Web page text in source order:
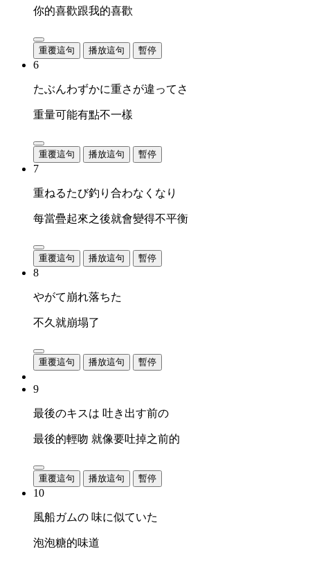
你的喜歡跟我的喜歡
重覆這句 播放這句 暫停
6
たぶんわずかに重さが違ってさ
重量可能有點不一樣
重覆這句 播放這句 暫停
7
重ねるたび釣り合わなくなり
每當疊起來之後就會變得不平衡
重覆這句 播放這句 暫停
8
やがて崩れ落ちた
不久就崩塌了
重覆這句 播放這句 暫停
9
最後のキスは 吐き出す前の
最後的輕吻 就像要吐掉之前的
重覆這句 播放這句 暫停
10
風船ガムの 味に似ていた
泡泡糖的味道